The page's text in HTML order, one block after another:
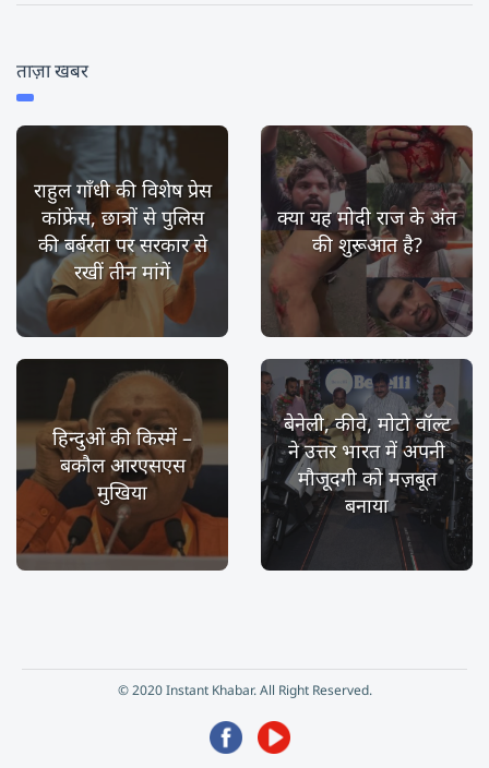
ताज़ा खबर
राहुल गाँधी की विशेष प्रेस
कांफ्रेंस, छात्रों से पुलिस
की बर्बरता पर सरकार से
रखीं तीन मांगें
क्या यह मोदी राज के अंत
की शुरूआत है?
हिन्दुओं की किस्में –
बकौल आरएसएस
मुखिया
बेनेली, कीवे, मोटो वॉल्ट
ने उत्तर भारत में अपनी
मौजूदगी को मज़बूत
बनाया
© 2020 Instant Khabar. All Right Reserved.